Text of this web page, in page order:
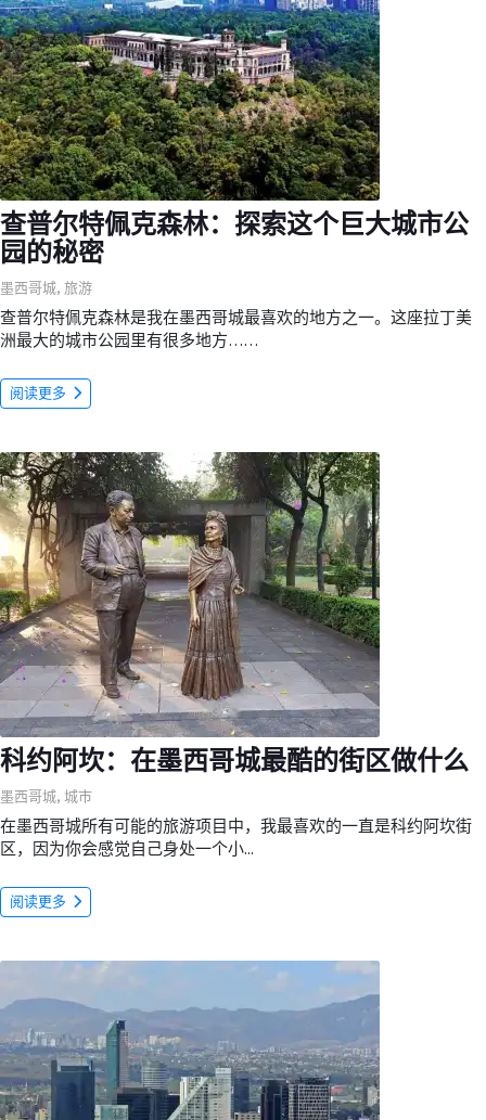
查普尔特佩克森林：探索这个巨大城市公
园的秘密
墨西哥城, 旅游
查普尔特佩克森林是我在墨西哥城最喜欢的地方之一。这座拉丁美
洲最大的城市公园里有很多地方……
阅读更多
科约阿坎：在墨西哥城最酷的街区做什么
墨西哥城, 城市
在墨西哥城所有可能的旅游项目中，我最喜欢的一直是科约阿坎街
区，因为你会感觉自己身处一个小...
阅读更多